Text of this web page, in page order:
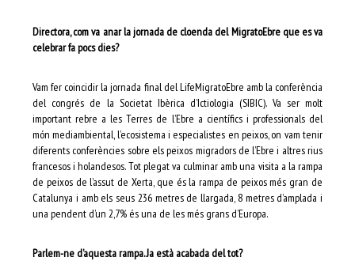
Directora, com va anar la jornada de cloenda del MigratoEbre que es va
celebrar fa pocs dies?
Vam fer coincidir la jornada final del LifeMigratoEbre amb la conferència
del congrés de la Societat Ibèrica d’Ictiologia (SIBIC). Va ser molt
important rebre a les Terres de l’Ebre a científics i professionals del
món mediambiental, l’ecosistema i especialistes en peixos, on vam tenir
diferents conferències sobre els peixos migradors de l’Ebre i altres rius
francesos i holandesos. Tot plegat va culminar amb una visita a la rampa
de peixos de l’assut de Xerta, que és la rampa de peixos més gran de
Catalunya i amb els seus 236 metres de llargada, 8 metres d’amplada i
una pendent d’un 2,7% és una de les més grans d’Europa.
Parlem-ne d’aquesta rampa. Ja està acabada del tot?